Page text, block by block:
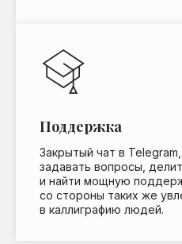
Поддержка
Закрытый чат в
задавать вопросы,
и найти мощную
со стороны таких же
в каллиграфию людей.